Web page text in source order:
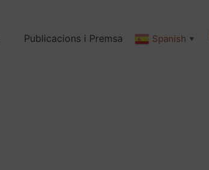
Publicacions i Premsa Spanish ▼